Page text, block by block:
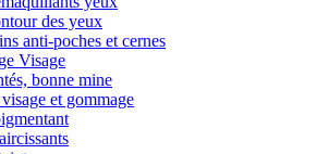
des yeux
anti-poches et cernes
Visage
bonne mine
et gommage